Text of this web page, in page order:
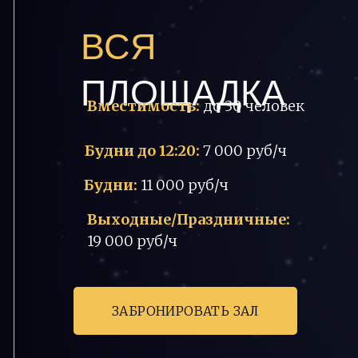
ЗАБРОНИРОВАТЬ ЗАЛ
ВСЯ
ПЛОЩАДКА
Вместимость:до 30 человек
Будни до 12:20: 7 000 руб/ч
Будни: 11 000 руб/ч
Выходные/Праздничные:
19 000 руб/ч